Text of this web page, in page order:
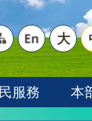
"英
大
服務 本